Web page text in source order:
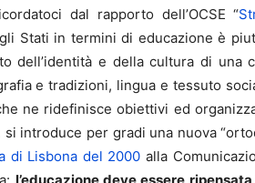
dal rapporto dell’OCSE “
Stati in termini di educazione è
dell’identità e della cultura di una
e tradizioni, lingua e tessuto
ne ridefinisce obiettivi ed
introduce per gradi una nuova
di Lisbona del 2000 alla